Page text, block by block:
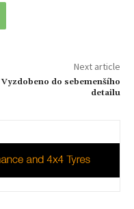
Next article
Vyzdobeno do sebemenšího
detailu